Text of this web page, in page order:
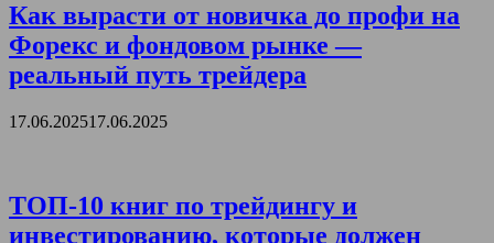
Как вырасти от новичка до профи на
Форекс и фондовом рынке —
реальный путь трейдера
17.06.202517.06.2025
ТОП-10 книг по трейдингу и
инвестированию, которые должен